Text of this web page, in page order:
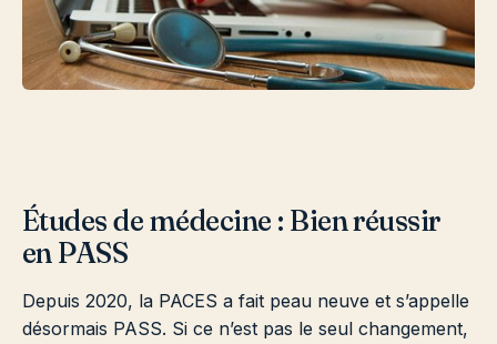
Études de médecine : Bien réussir
en PASS
Depuis 2020, la PACES a fait peau neuve et s’appelle
désormais PASS. Si ce n’est pas le seul changement,